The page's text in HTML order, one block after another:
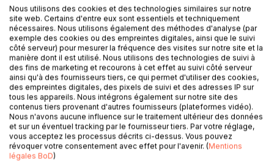
DESCRIPTION
Dans cet ouvrage, je parle de sagesse, spiritualité,
sciences, étoiles, musique, l'amour dans toutes ses
formes (romantisme, sensualité, passion), éducation,
pierres précieuses, électricité, nature, fiction, cosmologie,
mon propre alphabet. C'est un partage de mes idées et
connaissances en poésies, chansons, citations, nouvelle,
divers écrits avec divers jeux de mots.
Maniant les mots avec adresse, variant les tonalités et les
sujets, cet ouvrage éclaire des textes amusants,
percutants, étonnants...mais pour sûr toujours
Nous utilisons des cookies et des technologies similaires sur notre
site web. Certains d'entre eux sont essentiels et techniquement
nécessaires. Nous utilisons également des méthodes d'analyse (par
exemple des cookies ou des empreintes digitales, ainsi que le suivi
côté serveur) pour mesurer la fréquence des visites sur notre site et la
manière dont il est utilisé. Nous utilisons des technologies de suivi à
des fins de marketing et recourons à cet effet au suivi côté serveur
ainsi qu'à des fournisseurs tiers, ce qui permet d'utiliser des cookies,
des empreintes digitales, des pixels de suivi et des adresses IP sur
tous les appareils. Nous intégrons également sur notre site des
contenus tiers provenant d'autres fournisseurs (plateformes vidéo).
Nous n'avons aucune influence sur le traitement ultérieur des données
et sur un éventuel tracking par le fournisseur tiers. Par votre réglage,
vous acceptez les processus décrits ci-dessus. Vous pouvez
révoquer votre consentement avec effet pour l'avenir. (Mentions
légales BoD)